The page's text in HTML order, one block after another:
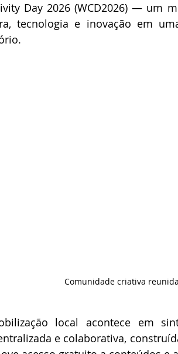
Day 2026 (WCD2026) — um
tecnologia e inovação em
Comunidade criativa
local acontece em
e colaborativa,